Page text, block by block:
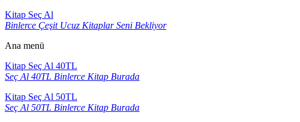
Kitap Seç Al
Binlerce Çeşit Ucuz Kitaplar Seni Bekliyor
Ana menü
Kitap Seç Al 40TL
Seç Al 40TL Binlerce Kitap Burada
Kitap Seç Al 50TL
Seç Al 50TL Binlerce Kitap Burada